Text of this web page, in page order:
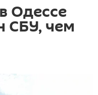
Одессе
СБУ, чем